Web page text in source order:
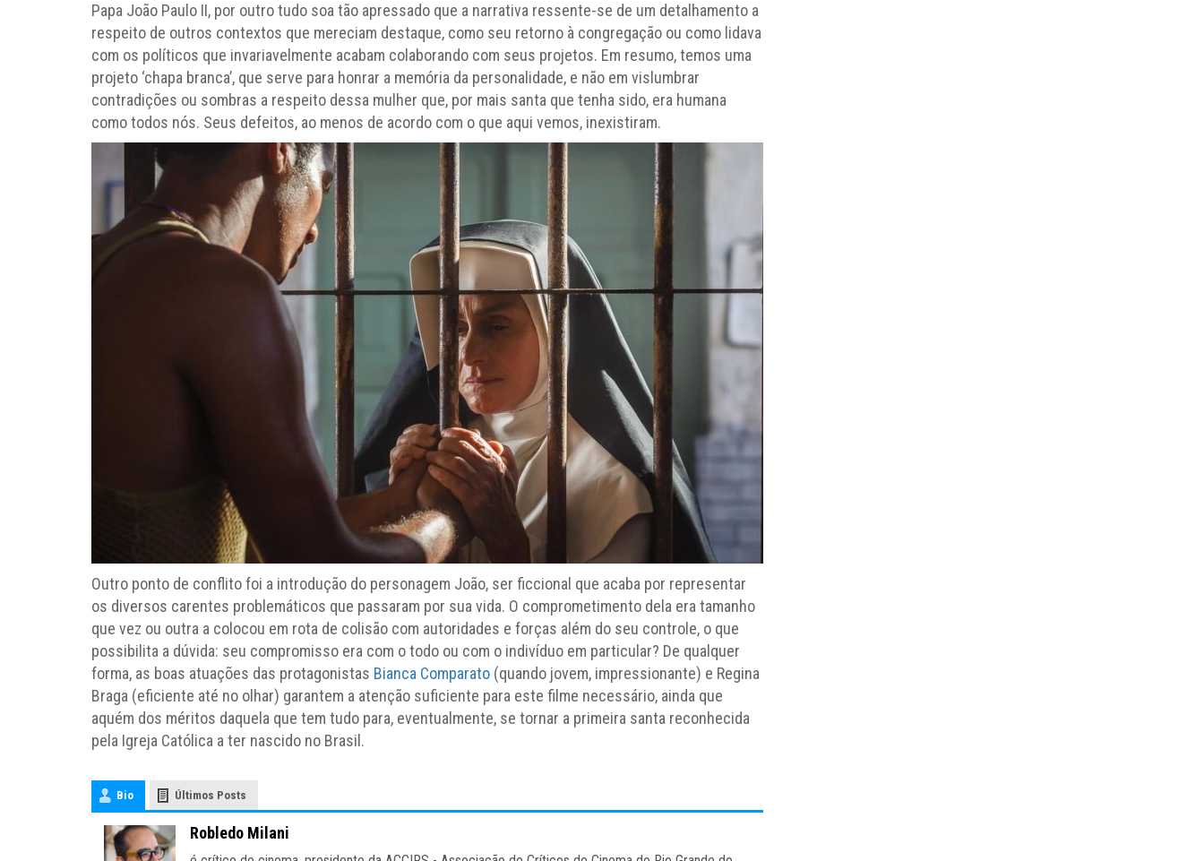
Papa João Paulo II, por outro tudo soa tão apressado que a narrativa ressente-se de um detalhamento a
respeito de outros contextos que mereciam destaque, como seu retorno à congregação ou como lidava
com os políticos que invariavelmente acabam colaborando com seus projetos. Em resumo, temos uma
projeto ‘chapa branca’, que serve para honrar a memória da personalidade, e não em vislumbrar
contradições ou sombras a respeito dessa mulher que, por mais santa que tenha sido, era humana
como todos nós. Seus defeitos, ao menos de acordo com o que aqui vemos, inexistiram.
Outro ponto de conflito foi a introdução do personagem João, ser ficcional que acaba por representar
os diversos carentes problemáticos que passaram por sua vida. O comprometimento dela era tamanho
que vez ou outra a colocou em rota de colisão com autoridades e forças além do seu controle, o que
possibilita a dúvida: seu compromisso era com o todo ou com o indivíduo em particular? De qualquer
forma, as boas atuações das protagonistas Bianca Comparato (quando jovem, impressionante) e Regina
Braga (eficiente até no olhar) garantem a atenção suficiente para este filme necessário, ainda que
aquém dos méritos daquela que tem tudo para, eventualmente, se tornar a primeira santa reconhecida
pela Igreja Católica a ter nascido no Brasil.
Bio Últimos Posts
Robledo Milani